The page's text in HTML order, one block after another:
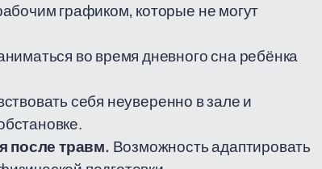
графиком, которые не могут
во время дневного сна ребёнка
себя неуверенно в зале и
после травм. Возможность адаптировать